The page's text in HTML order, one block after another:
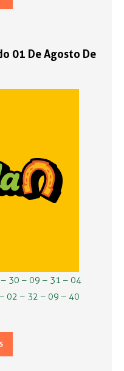
01 De Agosto De
30 – 09 – 31 – 04
02 – 32 – 09 – 40